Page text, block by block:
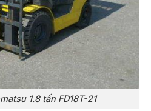
1.8 tấn FD18T-21